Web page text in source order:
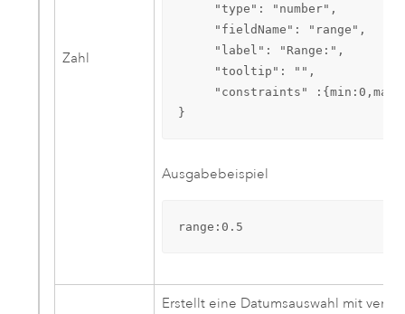
Zahl
     "type": "number",
     "fieldName": "range",
     "label": "Range:",
     "tooltip": "",
"constraints"
}
Ausgabebeispiel
range:0.5
Erstellt eine Datumsauswahl mit